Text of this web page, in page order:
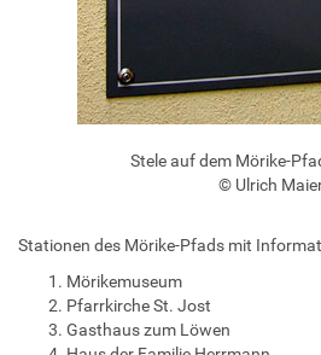
Stele auf dem Mörike-
© Ulrich
Stationen des Mörike-Pfads mit
Mörikemuseum
Pfarrkirche St. Jost
Gasthaus zum Löwen